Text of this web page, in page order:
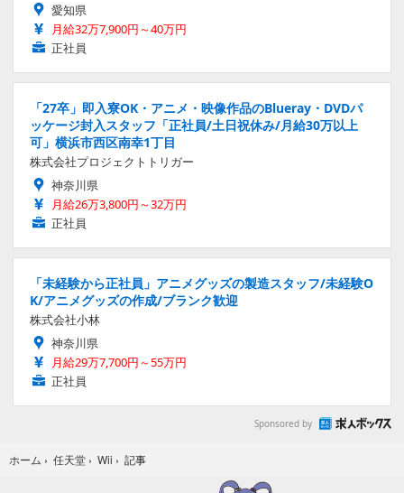
愛知県
月給32万7,900円～40万円
正社員
「27卒」即入寮OK・アニメ・映像作品のBlueray・DVDパ
ッケージ封入スタッフ「正社員/土日祝休み/月給30万以上
可」横浜市西区南幸1丁目
株式会社プロジェクトトリガー
神奈川県
月給26万3,800円～32万円
正社員
「未経験から正社員」アニメグッズの製造スタッフ/未経験O
K/アニメグッズの作成/ブランク歓迎
株式会社小林
神奈川県
月給29万7,700円～55万円
正社員
Sponsored by
ホーム › 任天堂 › Wii › 記事